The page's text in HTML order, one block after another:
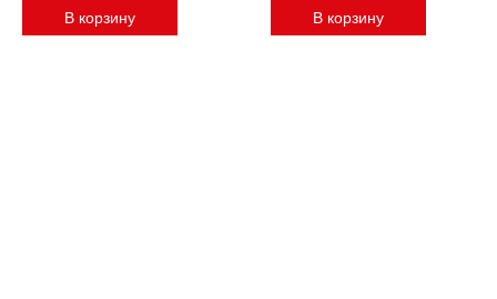
В корзину В корзину